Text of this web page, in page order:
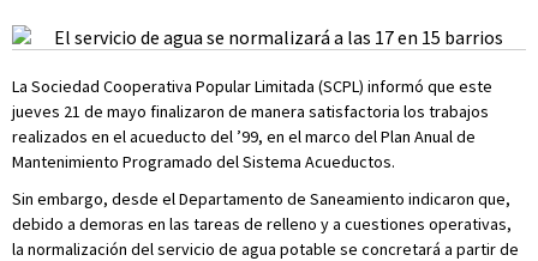
La Sociedad Cooperativa Popular Limitada (SCPL) informó que este
jueves 21 de mayo finalizaron de manera satisfactoria los trabajos
realizados en el acueducto del ’99, en el marco del Plan Anual de
Mantenimiento Programado del Sistema Acueductos.
Sin embargo, desde el Departamento de Saneamiento indicaron que,
debido a demoras en las tareas de relleno y a cuestiones operativas,
la normalización del servicio de agua potable se concretará a partir de